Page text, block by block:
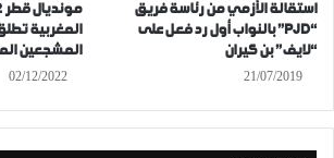
استقالة الأزمي من رئاسة فريق
“PJD” بالنواب أول رد فعل على
“لايف” بن كيران
21/07/2019
المغربية
المشجعين
02/12/2022